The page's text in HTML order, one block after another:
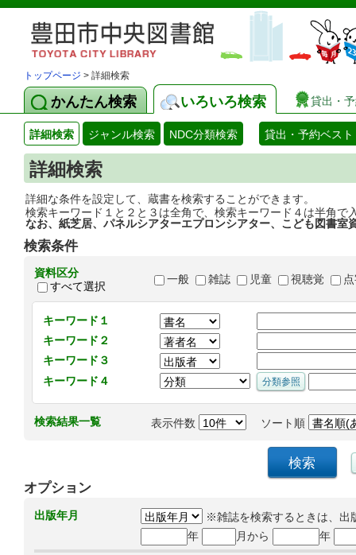
トップページ > 詳細検索
かんたん検索 いろいろ検索 貸出・
詳細検索 ジャンル検索 NDC分類検索 貸出・予約ベスト
詳細検索
詳細な条件を設定して、蔵書を検索することができます。
検索キーワード１と２と３は全角で、検索キーワード４は半角で
なお、紙芝居、パネルシアターエプロンシアター、こども図書室
検索条件
資料区分
すべて選択
一般 雑誌 児童 視聴覚
キーワード１
キーワード２
キーワード３
キーワード４
検索結果一覧 表示件数 ソート順
オプション
出版年月
※雑誌を検索するときは、出
年
月から 年